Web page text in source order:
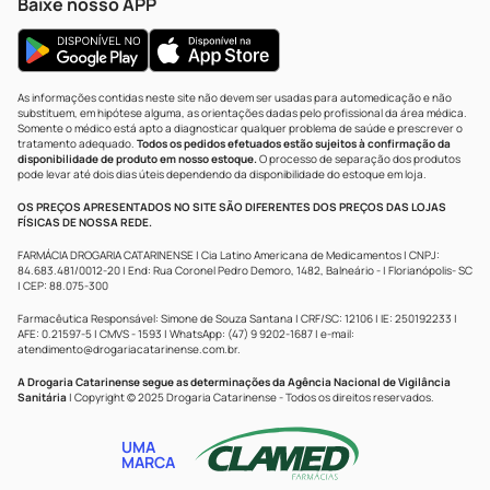
As informações contidas neste site não devem ser usadas para automedicação e não
substituem, em hipótese alguma, as orientações dadas pelo profissional da área médica.
Somente o médico está apto a diagnosticar qualquer problema de saúde e prescrever o
tratamento adequado. Todos os pedidos efetuados estão sujeitos à confirmação da
disponibilidade de produto em nosso estoque.O processo de separação dos produtos
pode levar até dois dias úteis dependendo da disponibilidade do estoque em loja.
OS PREÇOS APRESENTADOS NO SITE SÃO DIFERENTES DOS PREÇOS DAS LOJAS
FÍSICAS DE NOSSA REDE.
FARMÁCIA DROGARIA CATARINENSE | Cia Latino Americana de Medicamentos | CNPJ:
84.683.481/0012-20 | End: Rua Coronel Pedro Demoro, 1482, Balneário - | Florianópolis- SC
| CEP: 88.075-300
Farmacêutica Responsável: Simone de Souza Santana | CRF/SC: 12106 | IE: 250192233 |
AFE: 0.21597-5 | CMVS - 1593 | WhatsApp: (47) 9 9202-1687 | e-mail:
atendimento@drogariacatarinense.com.br.
A Drogaria Catarinense segue as determinações da Agência Nacional de Vigilância
Sanitária | Copyright © 2025 Drogaria Catarinense - Todos os direitos reservados.
UMA
MARCA